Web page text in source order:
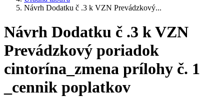
Návrh Dodatku č .3 k VZN Prevádzkový...
Návrh Dodatku č .3 k VZN
Prevádzkový poriadok
cintorína_zmena prílohy č. 1
_cennik poplatkov